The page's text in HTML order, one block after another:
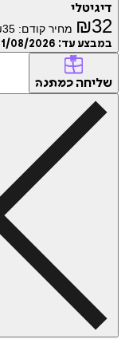
דיגיטלי
₪32 מחיר קודם: 35
במבצע עד: 08/2026
שליחה כמתנה